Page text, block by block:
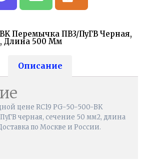
BK Перемычка ПВ3/ПуГВ Черная,
Длина 500 Мм
Описание
цене RC19 PG-50-500-BK
черная, сечение 50 мм2, длина
по Москве и России.